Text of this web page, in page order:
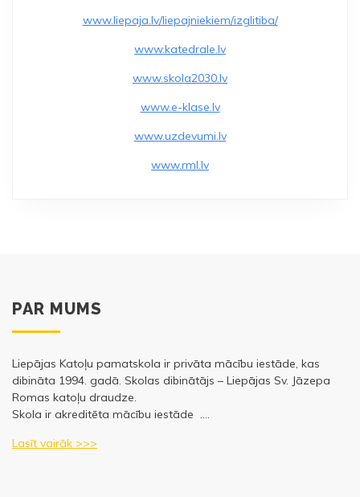
www.liepaja.lv/liepajniekiem/izglitiba/
www.katedrale.lv
www.skola2030.lv
www.e-klase.lv
www.uzdevumi.lv
www.rml.lv
PAR MUMS
Liepājas Katoļu pamatskola ir privāta mācību iestāde, kas
dibināta 1994. gadā. Skolas dibinātājs – Liepājas Sv. Jāzepa
Romas katoļu draudze.
Skola ir akreditēta mācību iestāde ….
Lasīt vairāk >>>